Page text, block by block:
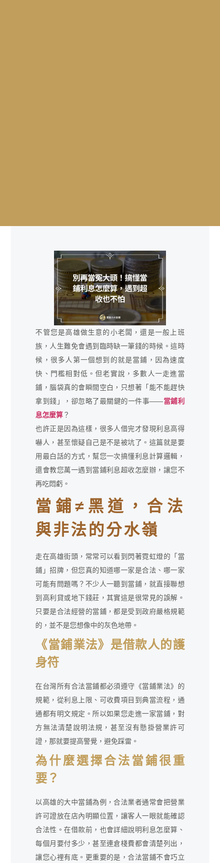
不管您是高雄做生意的小老闆，還是一般上班
族，人生難免會遇到臨時缺一筆錢的時候。這時
候，很多人第一個想到的就是當鋪，因為速度
快、門檻相對低。但老實說，多數人一走進當
鋪，腦袋真的會瞬間空白，只想著「能不能趕快
拿到錢」，卻忽略了最關鍵的一件事——當鋪利
息怎麼算？
也許正是因為這樣，很多人借完才發現利息高得
嚇人，甚至懷疑自己是不是被坑了。這篇就是要
用最白話的方式，幫您一次搞懂利息計算邏輯，
還會教您萬一遇到當鋪利息超收怎麼辦，讓您不
再吃悶虧。
當鋪≠黑道，合法
與非法的分水嶺
走在高雄街頭，常常可以看到閃著霓虹燈的「當
鋪」招牌，但您真的知道哪一家是合法、哪一家
可能有問題嗎？不少人一聽到當鋪，就直接聯想
到高利貸或地下錢莊，其實這是很常見的誤解。
只要是合法經營的當鋪，都是受到政府嚴格規範
的，並不是您想像中的灰色地帶。
《當鋪業法》是借款人的護
身符
在台灣所有合法當鋪都必須遵守《當鋪業法》的
規範，從利息上限、可收費項目到典當流程，通
通都有明文規定。所以如果您走進一家當鋪，對
方無法清楚說明法規，甚至沒有懸掛營業許可
證，那就要提高警覺，避免踩雷。
為什麼選擇合法當鋪很重
要？
以高雄的大中當鋪為例，合法業者通常會把營業
許可證放在店內明顯位置，讓客人一眼就能確認
合法性。在借款前，也會詳細說明利息怎麼算、
每個月要付多少，甚至連倉棧費都會清楚列出，
讓您心裡有底。更重要的是，合法當鋪不會巧立